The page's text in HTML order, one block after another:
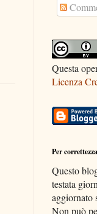
Questa
Licenza
Per
Questo
testata
aggiornato
Non può